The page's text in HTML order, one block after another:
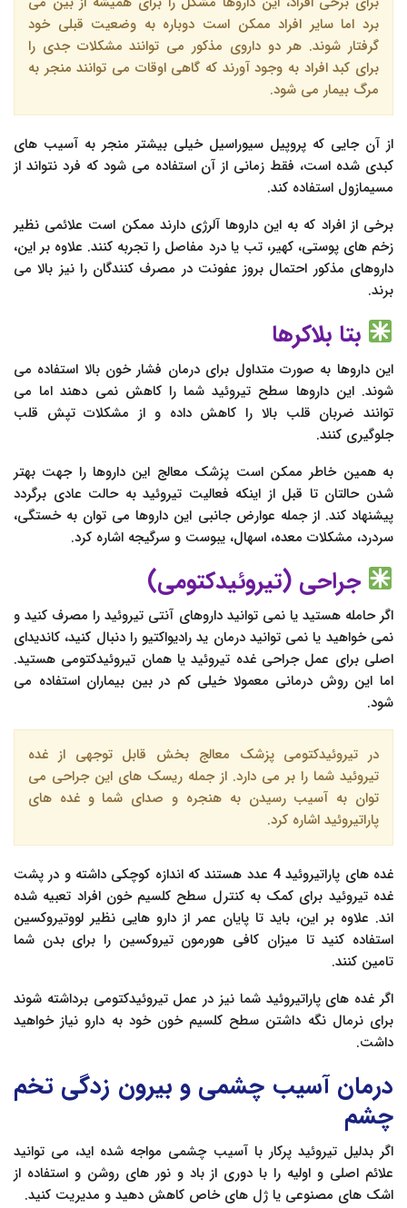
برد اما سایر افراد ممکن است دوباره به وضعیت قبلی خود
گرفتار شوند. هر دو داروی مذکور می توانند مشکلات جدی را
برای کبد افراد به وجود آورند که گاهی اوقات می توانند منجر به
مرگ بیمار می شود.
از آن جایی که پروپیل سیوراسیل خیلی بیشتر منجر به آسیب های
کبدی شده است، فقط زمانی از آن استفاده می شود که فرد نتواند از
مسیمازول استفاده کند.
برخی از افراد که به این داروها آلرژی دارند ممکن است علائمی نظیر
زخم های پوستی، کهیر، تب یا درد مفاصل را تجربه کنند. علاوه بر این،
داروهای مذکور احتمال بروز عفونت در مصرف کنندگان را نیز بالا می
برند.
بتا بلاکرها
این داروها به صورت متداول برای درمان فشار خون بالا استفاده می
شوند. این داروها سطح تیروئید شما را کاهش نمی دهند اما می
توانند ضربان قلب بالا را کاهش داده و از مشکلات تپش قلب
جلوگیری کنند.
به همین خاطر ممکن است پزشک معالج این داروها را جهت بهتر
شدن حالتان تا قبل از اینکه فعالیت تیروئید به حالت عادی برگردد
پیشنهاد کند. از جمله عوارض جانبی این داروها می توان به خستگی،
سردرد، مشکلات معده، اسهال، یبوست و سرگیجه اشاره کرد.
جراحی (تیروئيدکتومی)
اگر حامله هستید یا نمی توانید داروهای آنتی تیروئید را مصرف کنید و
نمی خواهید یا نمی توانید درمان ید رادیواکتیو را دنبال کنید، کاندیدای
اصلی برای عمل جراحی غده تیروئید یا همان تیروئیدکتومی هستید.
اما این روش درمانی معمولا خیلی کم در بین بیماران استفاده می
شود.
در تیروئیدکتومی پزشک معالج بخش قابل توجهی از غده
تیروئید شما را بر می دارد. از جمله ریسک های این جراحی می
توان به آسیب رسیدن به هنجره و صدای شما و غده های
پاراتیروئید اشاره کرد.
غده های پاراتیروئید 4 عدد هستند که اندازه کوچکی داشته و در پشت
غده تیروئید برای کمک به کنترل سطح کلسیم خون افراد تعبیه شده
اند. علاوه بر این، باید تا پایان عمر از دارو هایی نظیر لووتیروکسین
استفاده کنید تا میزان کافی هورمون تیروکسین را برای بدن شما
تامین کنند.
اگر غده های پاراتیروئید شما نیز در عمل تیروئیدکتومی برداشته شوند
برای نرمال نگه داشتن سطح کلسیم خون خود به دارو نیاز خواهید
داشت.
درمان آسیب چشمی و بیرون زدگی تخم
چشم
اگر بدلیل تیروئید پرکار با آسیب چشمی مواجه شده اید، می توانید
علائم اصلی و اولیه را با دوری از باد و نور های روشن و استفاده از
اشک های مصنوعی یا ژل های خاص کاهش دهید و مدیریت کنید.